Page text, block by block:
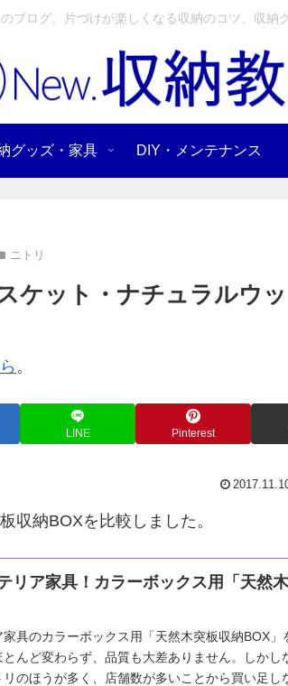
ブログ。片づけが楽しくなる収納のコツ、収納
グッズ・家具 DIY・メンテナンス
ニトリ
ケット・ナチュラルウ
。
LINE Pinterest
収納BOXを比較しました。
リア家具！カラーボックス用「天然
具のカラーボックス用「天然木突板収納BOX」
んど変わらず、品質も大差ありません。しかし
のほうが多く、店舗数が多いことから買い足し